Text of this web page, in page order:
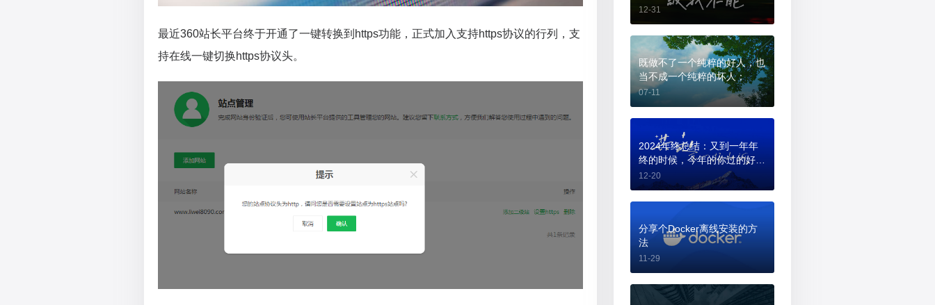
最近360站长平台终于开通了一键转换到https功能，正式加入支持https协议的行列，支
持在线一键切换https协议头。
12-31
既做不了一个纯粹的好人，也
当不成一个纯粹的坏人；
07-11
2024年终总结：又到一年年
终的时候，今年的你过的好
吗？
12-20
分享个Docker离线安装的方
法
11-29